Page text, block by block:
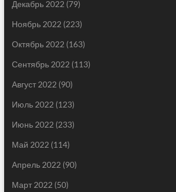
Декабрь 2022 (79)
Ноябрь 2022 (223)
Октябрь 2022 (163)
Сентябрь 2022 (113)
Август 2022 (90)
Июль 2022 (123)
Июнь 2022 (233)
Май 2022 (114)
Апрель 2022 (90)
Март 2022 (50)